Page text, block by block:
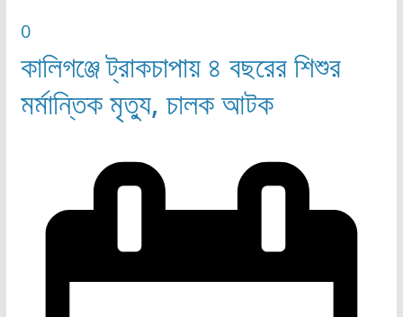
0
কালিগঞ্জে ট্রাকচাপায় ৪ বছরের শিশুর
মর্মান্তিক মৃত্যু, চালক আটক